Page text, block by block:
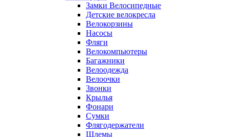
Замки Велосипедные
Детские велокресла
Велокорзины
Насосы
Фляги
Велокомпьютеры
Багажники
Велоодежда
Велоочки
Звонки
Крылья
Фонари
Сумки
Флягодержатели
Шлемы